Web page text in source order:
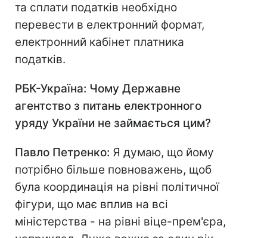
та сплати податків необхідно
перевести в електронний формат,
електронний кабінет платника
податків.
РБК-Україна: Чому Державне
агентство з питань електронного
уряду України не займається цим?
Павло Петренко: Я думаю, що йому
потрібно більше повноважень, щоб
була координація на рівні політичної
фігури, що має вплив на всі
міністерства - на рівні віце-прем'єра,